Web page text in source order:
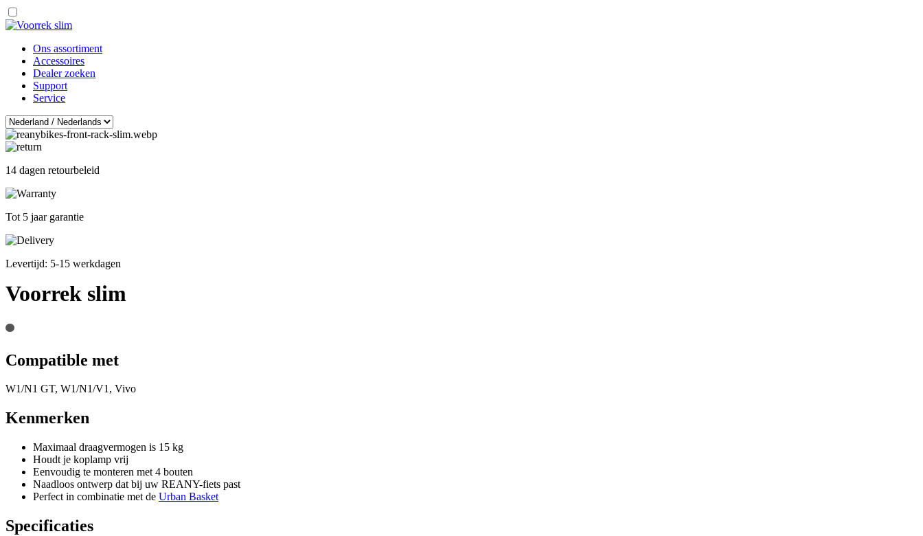
Ons assortiment
Accessoires
Dealer zoeken
Support
Service
14 dagen retourbeleid
Tot 5 jaar garantie
Levertijd: 5-15 werkdagen
Voorrek slim
Compatible met
W1/N1 GT, W1/N1/V1, Vivo
Kenmerken
Maximaal draagvermogen is 15 kg
Houdt je koplamp vrij
Eenvoudig te monteren met 4 bouten
Naadloos ontwerp dat bij uw REANY-fiets past
Perfect in combinatie met de Urban Basket
Specificaties